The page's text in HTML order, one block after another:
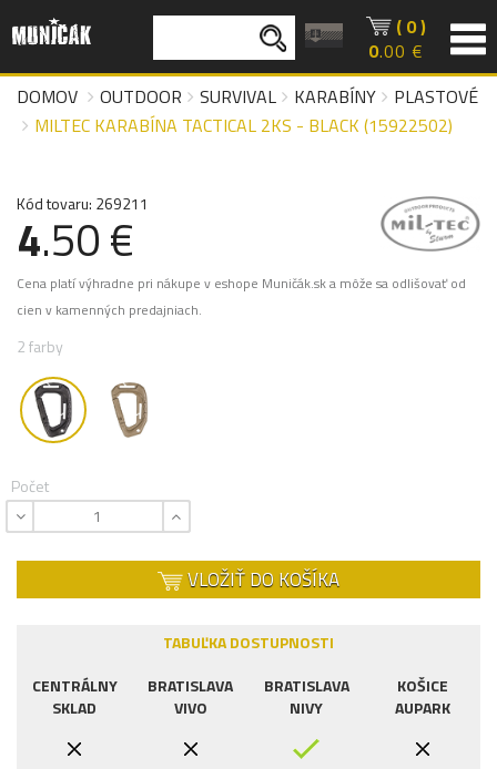
( 0 )
0.00 €
DOMOV
OUTDOOR SURVIVAL KARABÍNY
PLASTOVÉ
MILTEC KARABÍNA TACTICAL 2KS - BLACK (15922502)
Kód tovaru: 269211
4.50 €
Cena platí výhradne pri nákupe v eshope Muničák.sk a môže sa odlišovať od
cien v kamenných predajniach.
2 farby
Počet
VLOŽIŤ DO KOŠÍKA
TABUĽKA DOSTUPNOSTI
CENTRÁLNY
SKLAD
BRATISLAVA
VIVO
BRATISLAVA
NIVY
KOŠICE
AUPARK